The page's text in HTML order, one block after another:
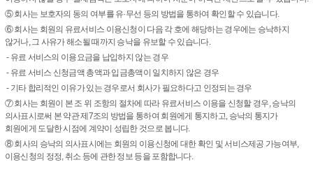
⑤ 회사는 보호자의 동의 여부를 유·무선 등의 방법을 통하여 확인할 수 있습니다.
⑥ 회사는 회원의 유료서비스 이용신청이 다음 각 호에 해당하는 경우에는 승낙하지
않거나, 그 사유가 해소될 때까지 승낙을 유보할 수 있습니다.
- 유료 서비스의 이용요금을 납입하지 않는 경우
- 유료 서비스 신청금액 총액과 입금총액이 일치하지 않은 경우
- 기타 합리적인 이유가 있는 경우로서 회사가 필요하다고 인정되는 경우
⑦ 회사는 회원이 본 조 위 조항의 절차에 따라 유료서비스 이용을 신청할 경우, 승낙의
의사표시로써 본 약관 제7조의 방법을 통하여 회원에게 통지하고, 승낙의 통지가
회원에게 도달한 시점에 계약이 성립한 것으로 봅니다.
⑧ 회사의 승낙의 의사표시에는 회원의 이용신청에 대한 확인 및 서비스제공 가능여부,
이용신청의 정정, 취소 등에 관한 정보 등을 포함합니다.